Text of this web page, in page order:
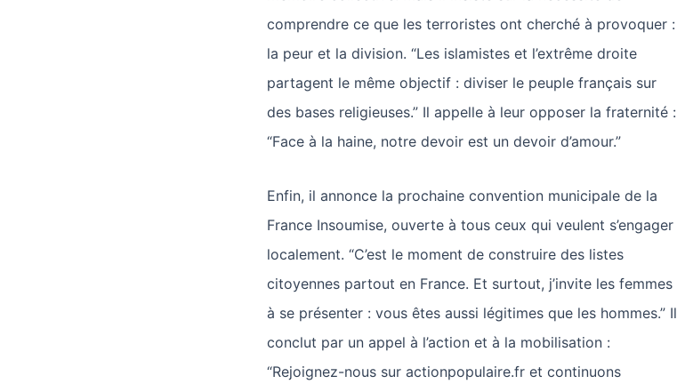
comprendre ce que les terroristes ont cherché à provoquer :
la peur et la division. “Les islamistes et l’extrême droite
partagent le même objectif : diviser le peuple français sur
des bases religieuses.” Il appelle à leur opposer la fraternité :
“Face à la haine, notre devoir est un devoir d’amour.”
Enfin, il annonce la prochaine convention municipale de la
France Insoumise, ouverte à tous ceux qui veulent s’engager
localement. “C’est le moment de construire des listes
citoyennes partout en France. Et surtout, j’invite les femmes
à se présenter : vous êtes aussi légitimes que les hommes.” Il
conclut par un appel à l’action et à la mobilisation :
“Rejoignez-nous sur actionpopulaire.fr et continuons